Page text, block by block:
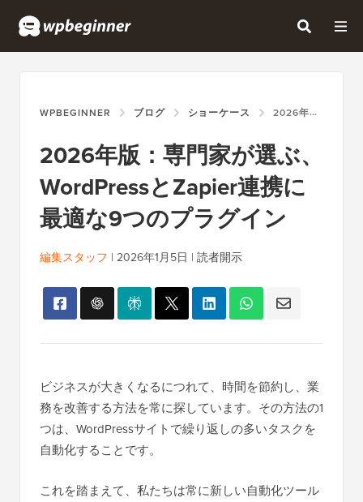
WPBEGINNER ブログ ショーケース 2026年版：専門家が選ぶ、WORDPRESSとZAPIER連携に最適な9つのプラグイン
2026年版：専門家が選ぶ、
WordPressとZapier連携に
最適な9つのプラグイン
編集スタッフ | 2026年1月5日 | 読者開示
ビジネスが大きくなるにつれて、時間を節約し、業
務を改善する方法を常に探しています。その方法の1
つは、WordPressサイトで繰り返しの多いタスクを
自動化することです。
これを踏まえて、私たちは常に新しい自動化ツール